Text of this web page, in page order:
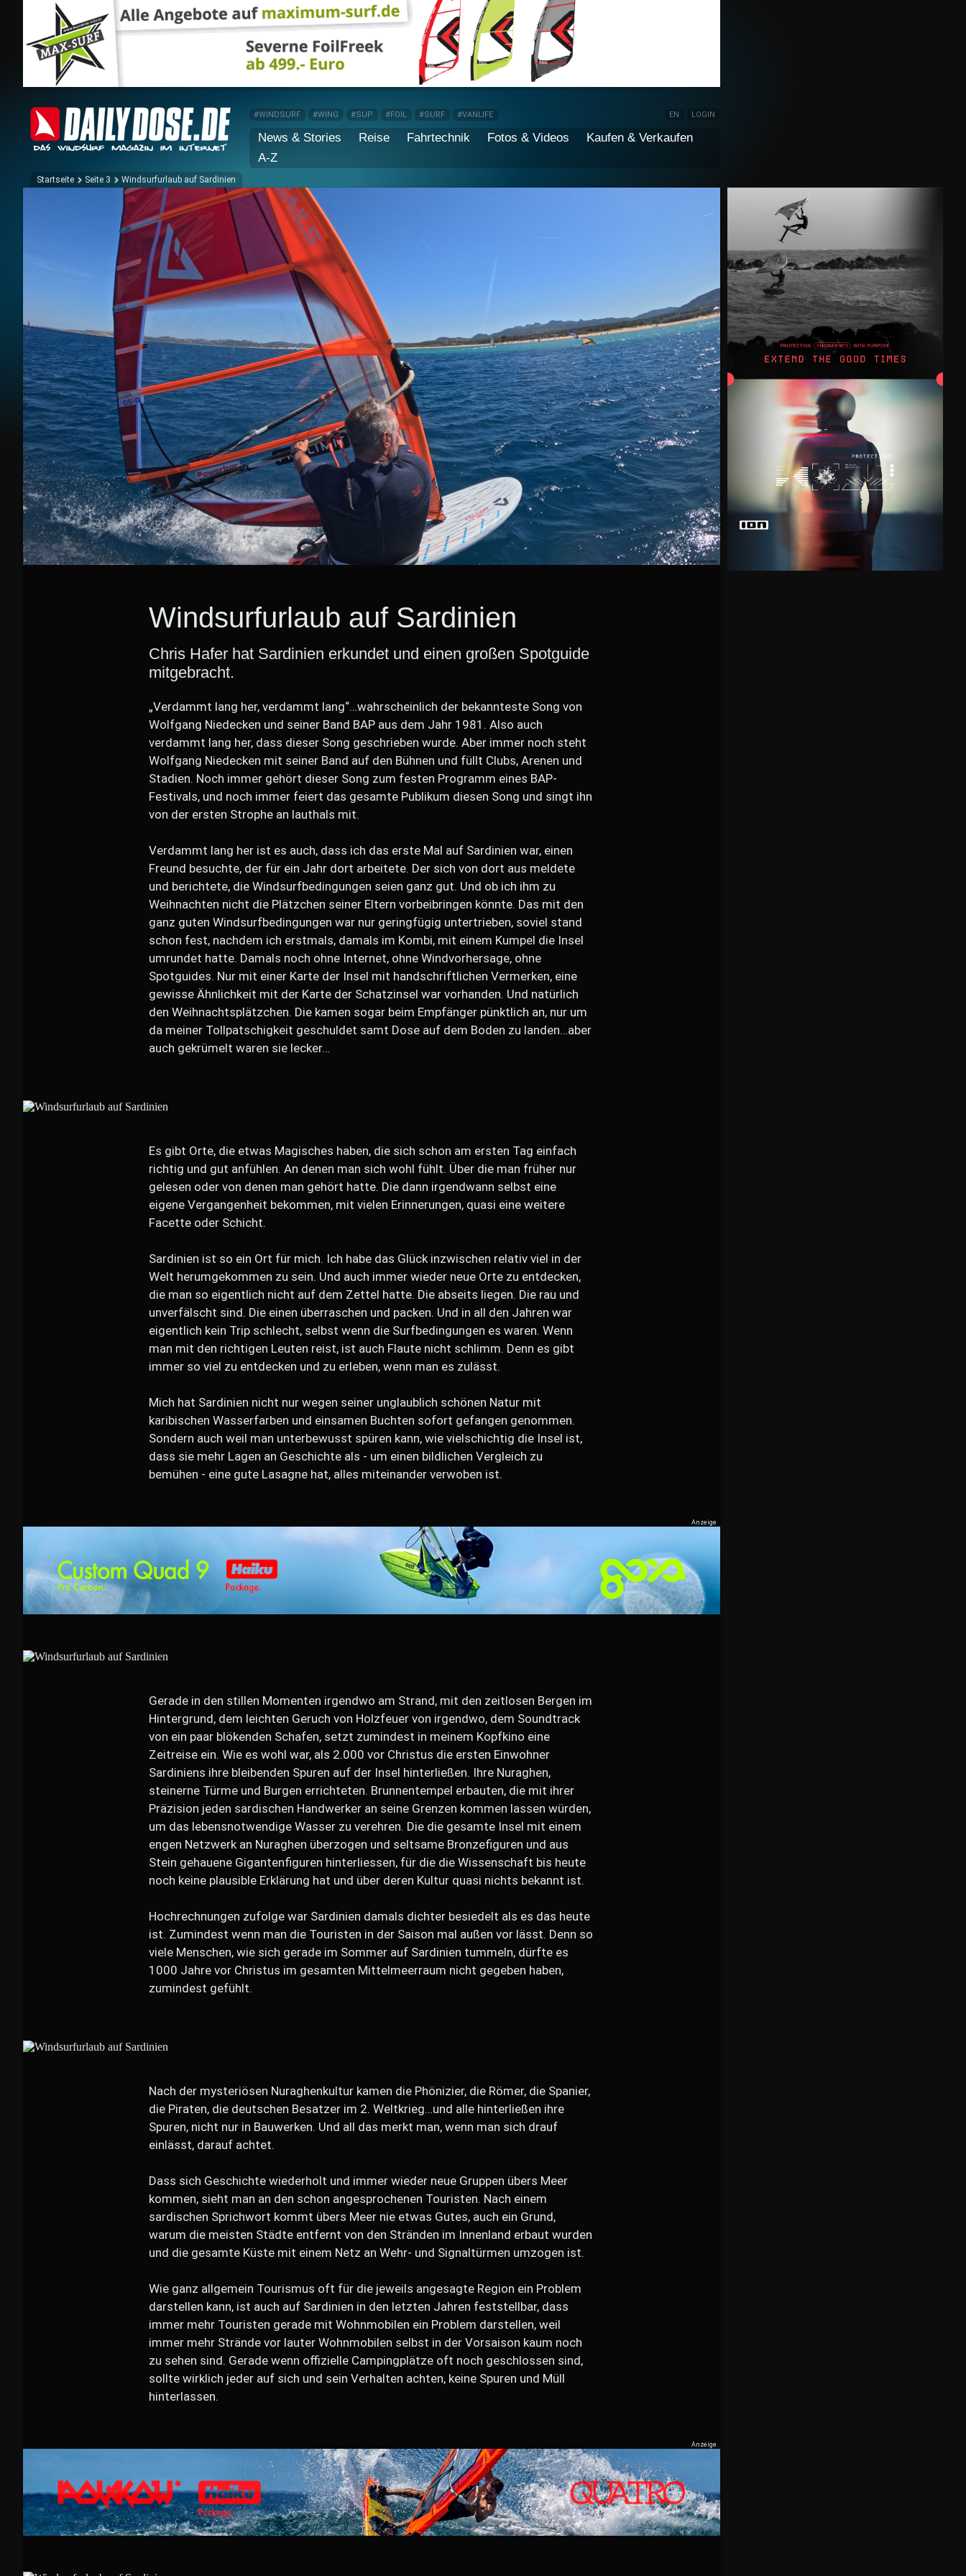
#WINDSURF #WING #SUP #FOIL #SURF #VANLIFE EN LOGIN
News & Stories Reise Fahrtechnik Fotos & Videos
Kaufen & Verkaufen
A-Z
Startseite Seite 3 Windsurfurlaub auf Sardinien
Windsurfurlaub auf Sardinien
Chris Hafer hat Sardinien erkundet und einen großen Spotguide
mitgebracht.
„Verdammt lang her, verdammt lang“…wahrscheinlich der bekannteste Song von
Wolfgang Niedecken und seiner Band BAP aus dem Jahr 1981. Also auch
verdammt lang her, dass dieser Song geschrieben wurde. Aber immer noch steht
Wolfgang Niedecken mit seiner Band auf den Bühnen und füllt Clubs, Arenen und
Stadien. Noch immer gehört dieser Song zum festen Programm eines BAP-
Festivals, und noch immer feiert das gesamte Publikum diesen Song und singt ihn
von der ersten Strophe an lauthals mit.
Verdammt lang her ist es auch, dass ich das erste Mal auf Sardinien war, einen
Freund besuchte, der für ein Jahr dort arbeitete. Der sich von dort aus meldete
und berichtete, die Windsurfbedingungen seien ganz gut. Und ob ich ihm zu
Weihnachten nicht die Plätzchen seiner Eltern vorbeibringen könnte. Das mit den
ganz guten Windsurfbedingungen war nur geringfügig untertrieben, soviel stand
schon fest, nachdem ich erstmals, damals im Kombi, mit einem Kumpel die Insel
umrundet hatte. Damals noch ohne Internet, ohne Windvorhersage, ohne
Spotguides. Nur mit einer Karte der Insel mit handschriftlichen Vermerken, eine
gewisse Ähnlichkeit mit der Karte der Schatzinsel war vorhanden. Und natürlich
den Weihnachtsplätzchen. Die kamen sogar beim Empfänger pünktlich an, nur um
da meiner Tollpatschigkeit geschuldet samt Dose auf dem Boden zu landen…aber
auch gekrümelt waren sie lecker…
Es gibt Orte, die etwas Magisches haben, die sich schon am ersten Tag einfach
richtig und gut anfühlen. An denen man sich wohl fühlt. Über die man früher nur
gelesen oder von denen man gehört hatte. Die dann irgendwann selbst eine
eigene Vergangenheit bekommen, mit vielen Erinnerungen, quasi eine weitere
Facette oder Schicht.
Sardinien ist so ein Ort für mich. Ich habe das Glück inzwischen relativ viel in der
Welt herumgekommen zu sein. Und auch immer wieder neue Orte zu entdecken,
die man so eigentlich nicht auf dem Zettel hatte. Die abseits liegen. Die rau und
unverfälscht sind. Die einen überraschen und packen. Und in all den Jahren war
eigentlich kein Trip schlecht, selbst wenn die Surfbedingungen es waren. Wenn
man mit den richtigen Leuten reist, ist auch Flaute nicht schlimm. Denn es gibt
immer so viel zu entdecken und zu erleben, wenn man es zulässt.
Mich hat Sardinien nicht nur wegen seiner unglaublich schönen Natur mit
karibischen Wasserfarben und einsamen Buchten sofort gefangen genommen.
Sondern auch weil man unterbewusst spüren kann, wie vielschichtig die Insel ist,
dass sie mehr Lagen an Geschichte als - um einen bildlichen Vergleich zu
bemühen - eine gute Lasagne hat, alles miteinander verwoben ist.
Gerade in den stillen Momenten irgendwo am Strand, mit den zeitlosen Bergen im
Hintergrund, dem leichten Geruch von Holzfeuer von irgendwo, dem Soundtrack
von ein paar blökenden Schafen, setzt zumindest in meinem Kopfkino eine
Zeitreise ein. Wie es wohl war, als 2.000 vor Christus die ersten Einwohner
Sardiniens ihre bleibenden Spuren auf der Insel hinterließen. Ihre Nuraghen,
steinerne Türme und Burgen errichteten. Brunnentempel erbauten, die mit ihrer
Präzision jeden sardischen Handwerker an seine Grenzen kommen lassen würden,
um das lebensnotwendige Wasser zu verehren. Die die gesamte Insel mit einem
engen Netzwerk an Nuraghen überzogen und seltsame Bronzefiguren und aus
Stein gehauene Gigantenfiguren hinterliessen, für die die Wissenschaft bis heute
noch keine plausible Erklärung hat und über deren Kultur quasi nichts bekannt ist.
Hochrechnungen zufolge war Sardinien damals dichter besiedelt als es das heute
ist. Zumindest wenn man die Touristen in der Saison mal außen vor lässt. Denn so
viele Menschen, wie sich gerade im Sommer auf Sardinien tummeln, dürfte es
1000 Jahre vor Christus im gesamten Mittelmeerraum nicht gegeben haben,
zumindest gefühlt.
Nach der mysteriösen Nuraghenkultur kamen die Phönizier, die Römer, die Spanier,
die Piraten, die deutschen Besatzer im 2. Weltkrieg…und alle hinterließen ihre
Spuren, nicht nur in Bauwerken. Und all das merkt man, wenn man sich drauf
einlässt, darauf achtet.
Dass sich Geschichte wiederholt und immer wieder neue Gruppen übers Meer
kommen, sieht man an den schon angesprochenen Touristen. Nach einem
sardischen Sprichwort kommt übers Meer nie etwas Gutes, auch ein Grund,
warum die meisten Städte entfernt von den Stränden im Innenland erbaut wurden
und die gesamte Küste mit einem Netz an Wehr- und Signaltürmen umzogen ist.
Wie ganz allgemein Tourismus oft für die jeweils angesagte Region ein Problem
darstellen kann, ist auch auf Sardinien in den letzten Jahren feststellbar, dass
immer mehr Touristen gerade mit Wohnmobilen ein Problem darstellen, weil
immer mehr Strände vor lauter Wohnmobilen selbst in der Vorsaison kaum noch
zu sehen sind. Gerade wenn offizielle Campingplätze oft noch geschlossen sind,
sollte wirklich jeder auf sich und sein Verhalten achten, keine Spuren und Müll
hinterlassen.